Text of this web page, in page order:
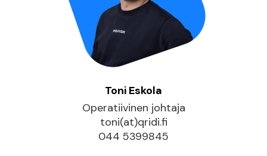
Toni Eskola
Operatiivinen johtaja
toni(at)qridi.fi
044 5399845